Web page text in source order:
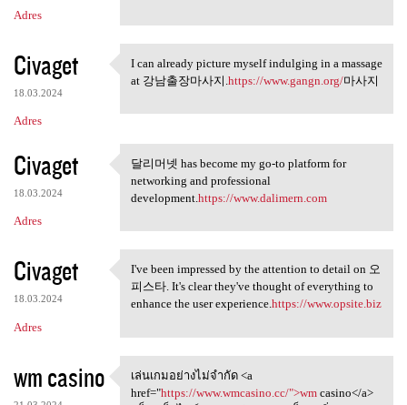
Adres
Civaget
18.03.2024
Adres
I can already picture myself
I can already picture myself indulging in a massage
at 강남출장마사지. https://www.gangn.org/마사지
Civaget
18.03.2024
Adres
달리머넷 has become my go-to
달리머넷 has become my go-to platform for
networking and professional
development. https://www.dalimern.com
Civaget
18.03.2024
Adres
I've been impressed by the
I've been impressed by the attention to detail on 오
피스타. It's clear they've thought of everything to
enhance the user experience.https://www.opsite.biz
wm casino เล่นเกมอย่างไม่จำกัด <a href=
เล่นเกมอย่างไม่จำกัด <a
href="https://www.wmcasino.cc/">wmcasino</a>